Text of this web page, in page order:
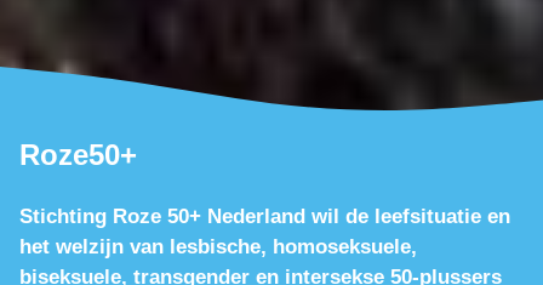
Roze50+
Stichting Roze 50+ Nederland wil de leefsituatie en
het welzijn van lesbische, homoseksuele,
biseksuele, transgender en intersekse 50-plussers